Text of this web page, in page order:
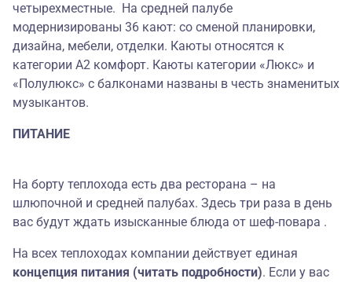
четырехместные. На средней палубе
модернизированы 36 кают: со сменой планировки,
дизайна, мебели, отделки. Каюты относятся к
категории А2 комфорт. Каюты категории «Люкс» и
«Полулюкс» с балконами названы в честь знаменитых
музыкантов.
ПИТАНИЕ
На борту теплохода есть два ресторана – на
шлюпочной и средней палубах. Здесь три раза в день
вас будут ждать изысканные блюда от шеф-повара .
На всех теплоходах компании действует единая
концепция питания (читать подробности). Если у вас